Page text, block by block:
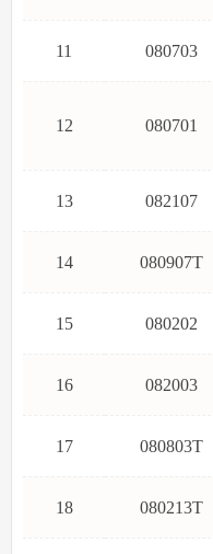
11 080703
12 080701
13 082107
14 080907T
15 080202
16 082003
17 080803T
18 080213T